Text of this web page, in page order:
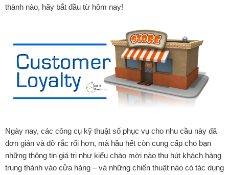
thành nào, hãy bắt đầu từ hôm nay!
Ngày nay, các công cụ kỹ thuật số phục vụ cho nhu cầu này đã
đơn giản và đỡ rắc rối hơn, mà hầu hết còn cung cấp cho bạn
những thông tin giá trị như kiểu chào mời nào thu hút khách hàng
trung thành vào cửa hàng – và những chiến thuật nào có tác dụng